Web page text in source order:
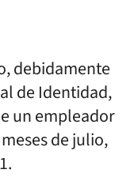
debidamente
de Identidad,
un empleador
de julio,